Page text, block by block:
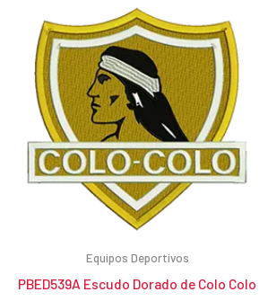
Equipos Deportivos
PBED539A Escudo Dorado de Colo Colo